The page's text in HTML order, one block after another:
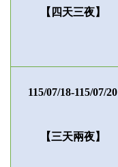
【四天三夜】
115/07/18-115/07/20
【三天兩夜】